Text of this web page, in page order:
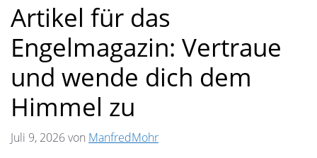
Artikel für das
Engelmagazin: Vertraue
und wende dich dem
Himmel zu
Juli 9, 2026von ManfredMohr